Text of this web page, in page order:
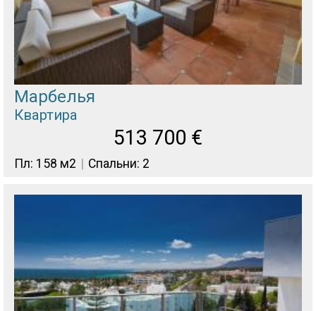
Марбелья
Квартира
513 700 €
Пл: 158 м2 Спальни: 2